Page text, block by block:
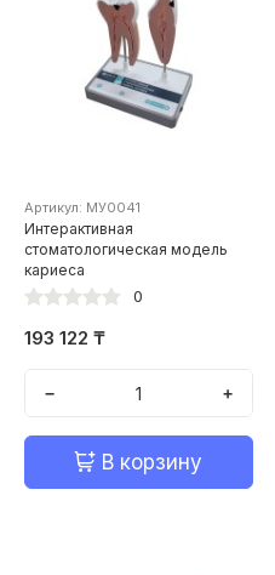
Артикул: МУ0041
Интерактивная
стоматологическая модель
кариеса
0
193 122 ₸
− +
В корзину